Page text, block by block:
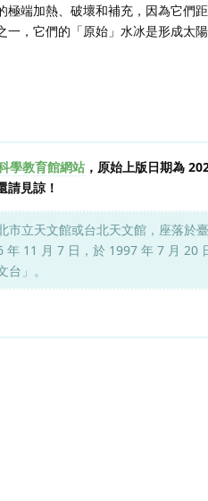
端加熱、破壞和補充，因為它們
，它們的「原始」水冰是形成太
學教育館網站 ，原始上版日期為
請見諒！
立天文館或台北天文館，座落於
11 月 7 日，於 1997 年 7 月 20
」。